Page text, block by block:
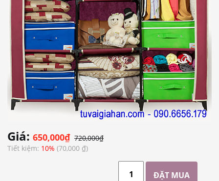
Giá: 650,000₫ 720,000₫
Tiết kiệm: 10% (70,000 ₫)